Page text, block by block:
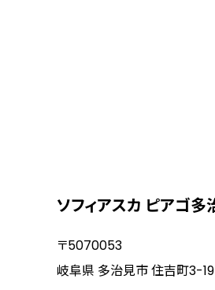
ソフィアスカ ピアゴ多
〒5070053
岐阜県 多治見市 住吉町3-